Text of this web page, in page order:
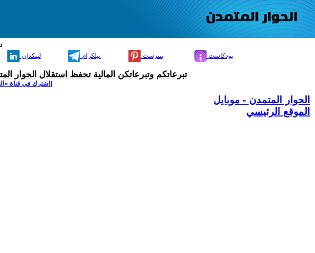
لينكدإن تيلكرام بنترست بودكاست
تبرعاتكم وتبرعاتكن المالية تحفظ استقلال الحوار
[اشترك في قناة
الحوار المتمدن - موبايل
الموقع الرئيسي